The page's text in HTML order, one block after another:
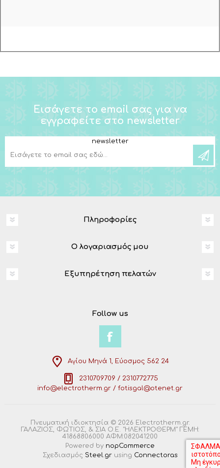
Εισάγετε το email σας για να
εγγραφείτε στο newsletter
newsletter
Πληροφορίες
Ο λογαριασμός μου
Εξυπηρέτηση πελατών
Follow us
Αγίου Μηνά 1, Εύοσμος 562 24
2310709709 / 2310772775
info@electrotherm.gr / fotisgal@otenet.gr
Πνευματική ιδιοκτησία © 2026 Electrotherm.gr.
ΓΑΛΑΖΙΟΣ, ΦΩΤΙΟΣ, & ΣΙΑ Ο.Ε. "ΗΛΕΚΤΡΟΘΕΡΜ" ΓΕΜΗ:
41868806000 ΑΦΜ:082041200
Powered by nopCommerce
Σχεδιασμός Steel.grusing Connectoras